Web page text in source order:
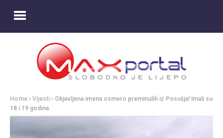
Home Vijesti
Objavljena imena osmero preminulih iz Posušja! Imali su
18 i 19 godina